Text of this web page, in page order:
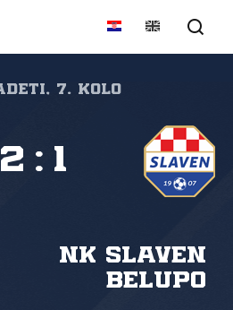
7. kolo
NK Slaven
Belupo
2 : 1